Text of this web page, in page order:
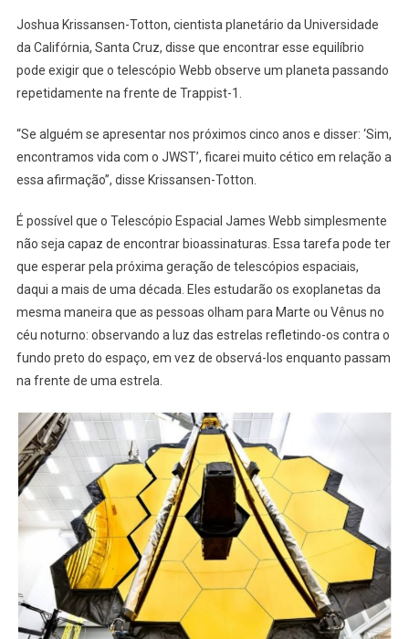
Joshua Krissansen-Totton, cientista planetário da Universidade
da Califórnia, Santa Cruz, disse que encontrar esse equilíbrio
pode exigir que o telescópio Webb observe um planeta passando
repetidamente na frente de Trappist-1.
“Se alguém se apresentar nos próximos cinco anos e disser: ‘Sim,
encontramos vida com o JWST’, ficarei muito cético em relação a
essa afirmação”, disse Krissansen-Totton.
É possível que o Telescópio Espacial James Webb simplesmente
não seja capaz de encontrar bioassinaturas. Essa tarefa pode ter
que esperar pela próxima geração de telescópios espaciais,
daqui a mais de uma década. Eles estudarão os exoplanetas da
mesma maneira que as pessoas olham para Marte ou Vênus no
céu noturno: observando a luz das estrelas refletindo-os contra o
fundo preto do espaço, em vez de observá-los enquanto passam
na frente de uma estrela.